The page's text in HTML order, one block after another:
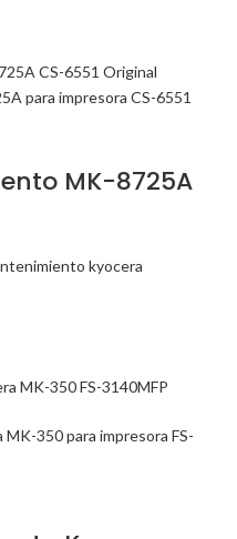
MK-8725A
kyocera